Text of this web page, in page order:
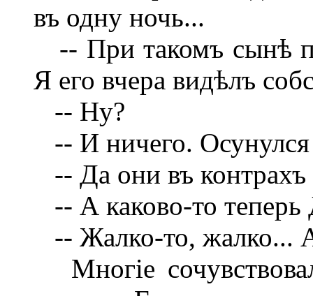
въ одну ночь...
-- При такомъ сынѣ
Я его вчера видѣлъ
-- Ну?
-- И ничего.
-- Да они въ
-- А каково-то
-- Жалко-то, жалко...
Многіе